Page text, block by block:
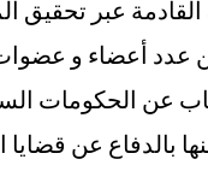
عبر تحقيق
عدد أعضاء و
عن الحكومات
بالدفاع عن قضايا